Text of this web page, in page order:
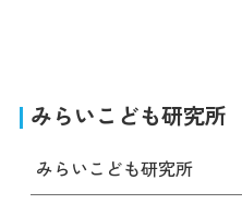
みらいこども研究所
みらいこども研究所